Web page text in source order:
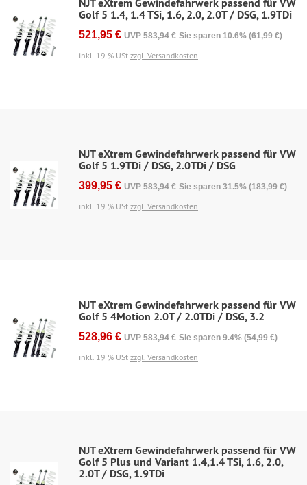
NJT eXtrem Gewindefahrwerk passend für VW
Golf 5 1.4, 1.4 TSi, 1.6, 2.0, 2.0T / DSG, 1.9TDi
521,95 € UVP 583,94 € Sie sparen 10.6% (61,99 €)
inkl. 19 % USt zzgl. Versandkosten
NJT eXtrem Gewindefahrwerk passend für VW
Golf 5 1.9TDi / DSG, 2.0TDi / DSG
399,95 € UVP 583,94 € Sie sparen 31.5% (183,99 €)
inkl. 19 % USt zzgl. Versandkosten
NJT eXtrem Gewindefahrwerk passend für VW
Golf 5 4Motion 2.0T / 2.0TDi / DSG, 3.2
528,96 € UVP 583,94 € Sie sparen 9.4% (54,99 €)
inkl. 19 % USt zzgl. Versandkosten
NJT eXtrem Gewindefahrwerk passend für VW
Golf 5 Plus und Variant 1.4,1.4 TSi, 1.6, 2.0,
2.0T / DSG, 1.9TDi